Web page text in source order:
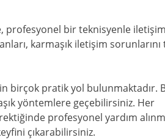
profesyonel bir teknisyenle
karmaşık iletişim sorunlarını
birçok pratik yol bulunmaktadır.
yöntemlere geçebilirsiniz. Her
profesyonel yardım
çıkarabilirsiniz.